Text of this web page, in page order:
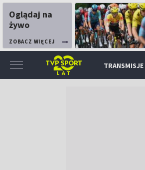
Oglądaj na
żywo
ZOBACZ WIĘCEJ
TRANSMISJE